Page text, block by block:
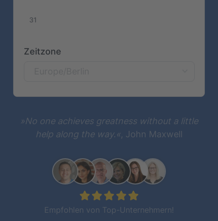
31
Zeitzone
»No one achieves greatness without a little
help along the way.«, John Maxwell
Empfohlen von Top-Unternehmern!